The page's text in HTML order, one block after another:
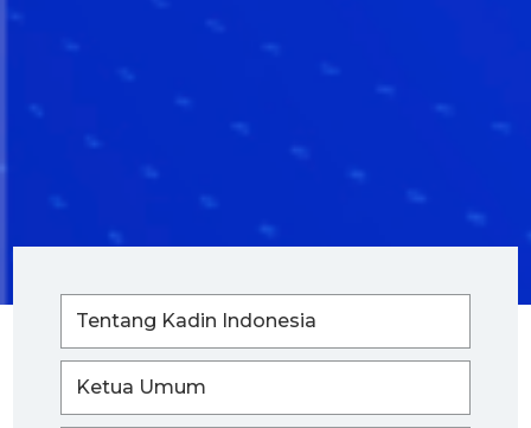
Tentang Kadin Indonesia
Ketua Umum